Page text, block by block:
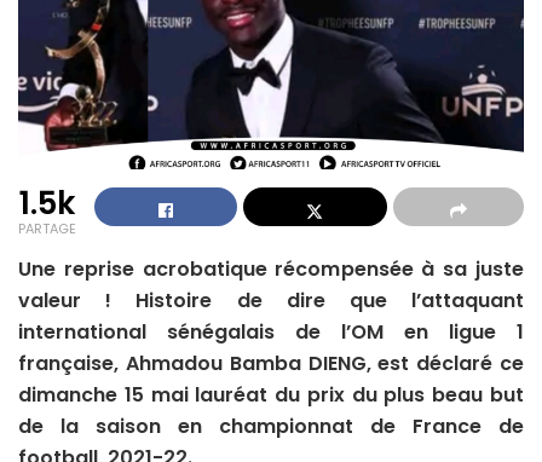
1.5k
PARTAGE
Une reprise acrobatique récompensée à sa juste
valeur ! Histoire de dire que l’attaquant
international sénégalais de l’OM en ligue 1
française, Ahmadou Bamba DIENG, est déclaré ce
dimanche 15 mai lauréat du prix du plus beau but
de la saison en championnat de France de